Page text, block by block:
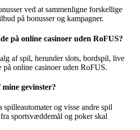
ved at sammenligne forskellige
på bonusser og kampagner.
på online casinoer uden RoFUS?
af spil, herunder slots, bordspil, live
på online casinoer uden RoFUS.
gevinster?
og visse andre spil
sportsvæddemål og poker skal